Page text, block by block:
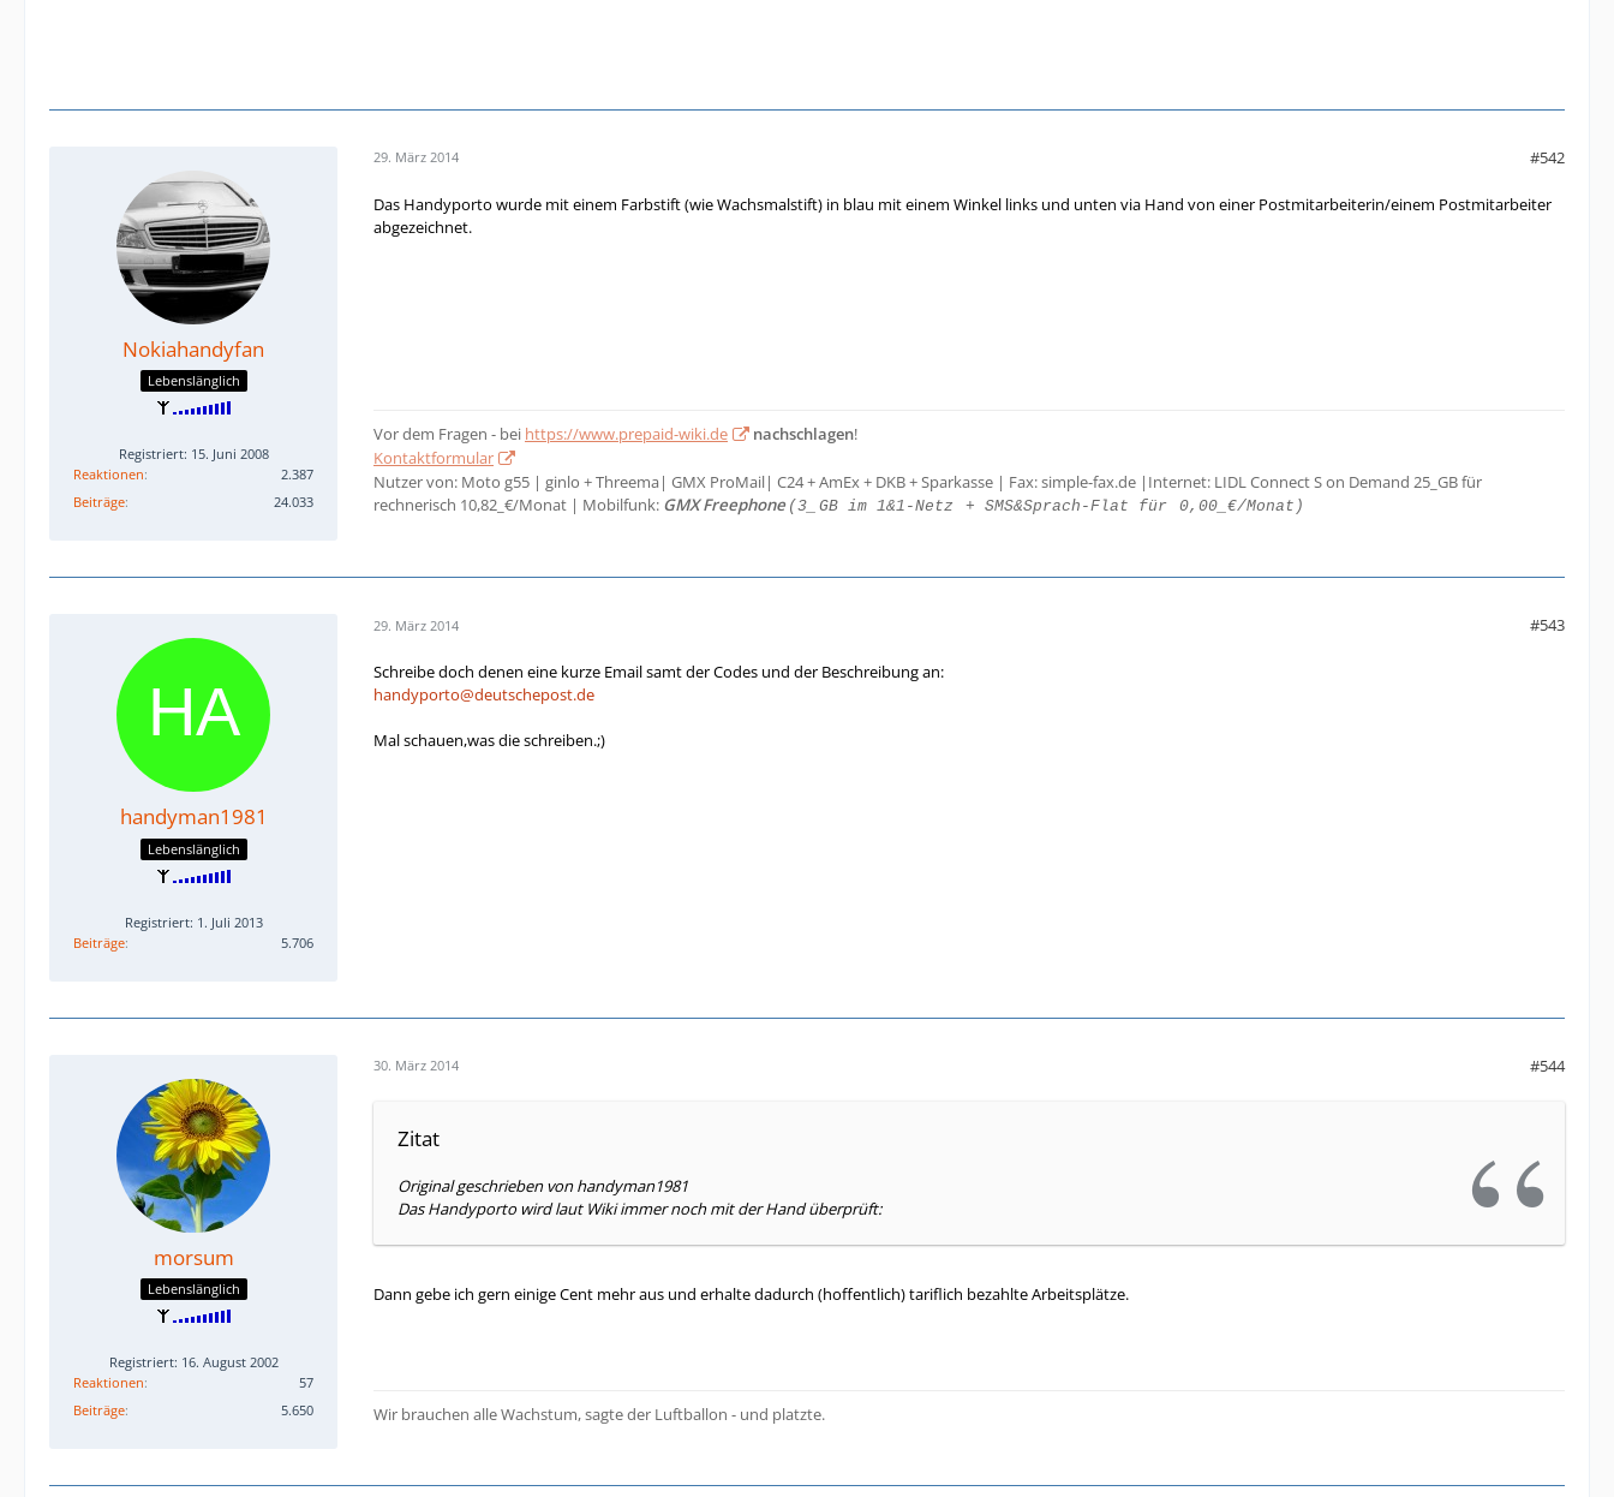
Nokiahandyfan
Lebenslänglich
Registriert: 15. Juni 2008
Reaktionen
2.387
Beiträge
24.033
29. März 2014 #542
Das Handyporto wurde mit einem Farbstift (wie Wachsmalstift) in blau mit einem Winkel links und unten via Hand von einer Postmitarbeiterin/einem Postmitarbeiter
abgezeichnet.
Vor dem Fragen - bei https://www.prepaid-wiki.de nachschlagen!
Kontaktformular
Nutzer von: Moto g55 | ginlo + Threema| GMX ProMail| C24 + AmEx + DKB + Sparkasse | Fax: simple-fax.de |Internet: LIDL Connect S on Demand 25_GB für
rechnerisch 10,82_€/Monat | Mobilfunk: GMX Freephone (3_ GB im 1&1-Netz + SMS&Sprach-Flat für 0,00_€/Monat)
handyman1981
Lebenslänglich
Registriert: 1. Juli 2013
Beiträge
5.706
29. März 2014 #543
Schreibe doch denen eine kurze Email samt der Codes und der Beschreibung an:
handyporto@deutschepost.de
Mal schauen,was die schreiben.;)
morsum
Lebenslänglich
Registriert: 16. August 2002
Reaktionen
57
Beiträge
5.650
30. März 2014 #544
Zitat
Original geschrieben von handyman1981
Das Handyporto wird laut Wiki immer noch mit der Hand überprüft:
Dann gebe ich gern einige Cent mehr aus und erhalte dadurch (hoffentlich) tariflich bezahlte Arbeitsplätze.
Wir brauchen alle Wachstum, sagte der Luftballon - und platzte.